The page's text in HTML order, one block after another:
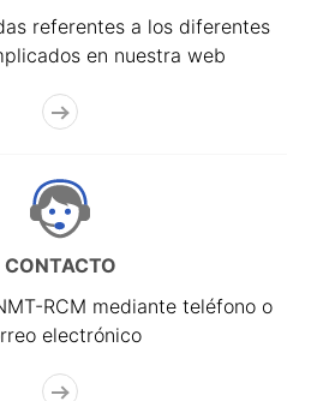
referentes a los diferentes
en nuestra web
CONTACTO
RCM mediante teléfono o
electrónico